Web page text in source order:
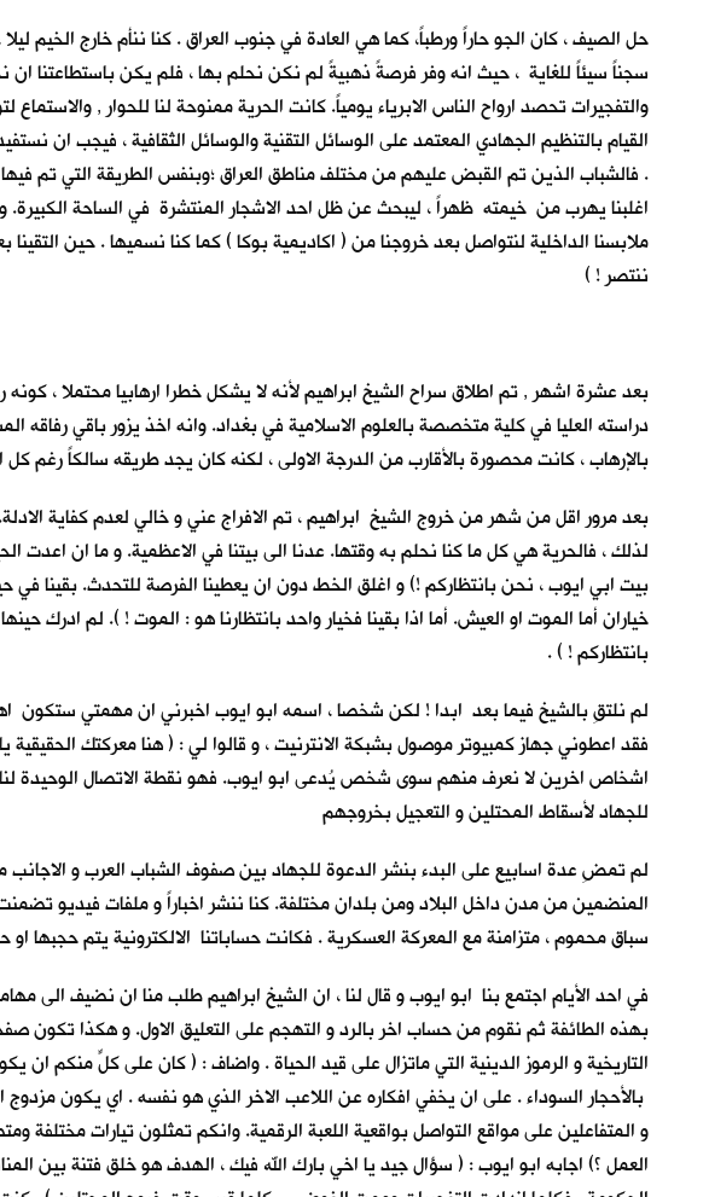
حل الصيف ، كان الجو حاراً ورطباً، كما هي العادة في جنوب العراق . كنا ننأم خارج
سجناً سيئاً للغاية ، حيث انه وفر فرصةً ذهبيةً لم نكن نحلم بها ، فلم يكن باستطاعتنا
والتفجيرات تحصد ارواح الناس الابرياء يومياً. كانت الحرية ممنوحة لنا للحوار ,
القيام بالتنظيم الجهادي المعتمد على الوسائل التقنية والوسائل الثقافية ، فيجب
. فالشباب الذين تم القبض عليهم من مختلف مناطق العراق ؛وبنفس الطريقة التي تم
اغلبنا يهرب من خيمته ظهراً ، ليبحث عن ظل احد الاشجار المنتشرة في الساحة
ملابسنا الداخلية لنتواصل بعد خروجنا من ( اكاديمية بوكا ) كما كنا نسميها . حين
ننتصر ! )
بعد عشرة اشهر , تم اطلاق سراح الشيخ ابراهيم لأنه لا يشكل خطرا ارهابيا محتملا ،
دراسته العليا في كلية متخصصة بالعلوم الاسلامية في بغداد. وانه اخذ يزور باقي
بالإرهاب ، كانت محصورة بالأقارب من الدرجة الاولى ، لكنه كان يجد طريقه سالكاً رغم
بعد مرور اقل من شهر من خروج الشيخ ابراهيم ، تم الافراج عني و خالي لعدم كفاية
لذلك ، فالحرية هي كل ما كنا نحلم به وقتها. عدنا الى بيتنا في الاعظمية. و ما ان اعدت
بيت ابي ايوب ، نحن بانتظاركم !) و اغلق الخط دون ان يعطينا الفرصة للتحدث. بقينا
خياران أما الموت او العيش. أما اذا بقينا فخيار واحد بانتظارنا هو : الموت ! ). لم ادرك
بانتظاركم ! ) .
لم نلتقِ بالشيخ فيما بعد ابدا ! لكن شخصا ، اسمه ابو ايوب اخبرني ان مهمتي ستكون
فقد اعطوني جهاز كمبيوتر موصول بشبكة الانترنيت ، و قالوا لي : ( هنا معركتك
اشخاص اخرين لا نعرف منهم سوى شخص يُدعى ابو ايوب. فهو نقطة الاتصال الوحيدة لنا
للجهاد لأسقاط المحتلين و التعجيل بخروجهم
لم تمضِ عدة اسابيع على البدء بنشر الدعوة للجهاد بين صفوف الشباب العرب و الاجانب
المنضمين من مدن داخل البلاد ومن بلدان مختلفة. كنا ننشر اخباراً و ملفات فيديو
سباق محموم ، متزامنة مع المعركة العسكرية . فكانت حساباتنا الالكترونية يتم حجبها
في احد الأيام اجتمع بنا ابو ايوب و قال لنا ، ان الشيخ ابراهيم طلب منا ان نضيف
بهذه الطائفة ثم نقوم من حساب اخر بالرد و التهجم على التعليق الاول. و هكذا تكون
التاريخية و الرموز الدينية التي ماتزال على قيد الحياة . واضاف : ( كان على كلٍّ منكم
بالأحجار السوداء . على ان يخفي افكاره عن اللاعب الاخر الذي هو نفسه . اي يكون
و المتفاعلين على مواقع التواصل بواقعية اللعبة الرقمية. وانكم تمثلون تيارات
العمل ؟) اجابه ابو ايوب : ( سؤال جيد يا اخي بارك الله فيك ، الهدف هو خلق فتنة بين